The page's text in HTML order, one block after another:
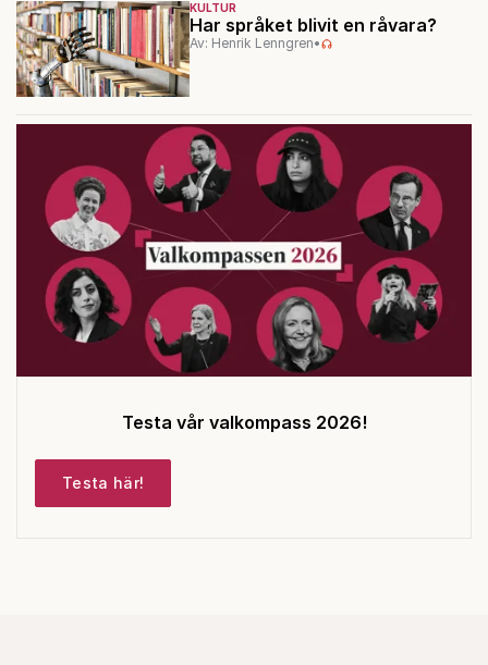
KULTUR
Har språket blivit en råvara?
Av: Henrik Lenngren•
Testa vår valkompass 2026!
Testa här!